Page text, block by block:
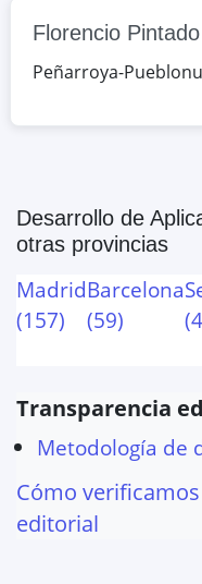
Florencio Pintado
Peñarroya-
Desarrollo de
otras provincias
Madrid
(157)
Barcelona
(59)
(
Transparencia
Metodología de
Cómo
editorial